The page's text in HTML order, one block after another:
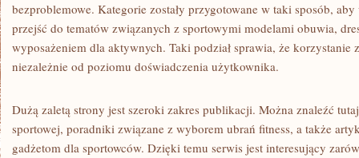
bezproblemowe. Kategorie zostały przygotowane w taki sposób,
przejść do tematów związanych z sportowymi modelami obuwia,
wyposażeniem dla aktywnych. Taki podział sprawia, że korzystanie
niezależnie od poziomu doświadczenia użytkownika.
Dużą zaletą strony jest szeroki zakres publikacji. Można znaleźć
sportowej, poradniki związane z wyborem ubrań fitness, a także
gadżetom dla sportowców. Dzięki temu serwis jest interesujący